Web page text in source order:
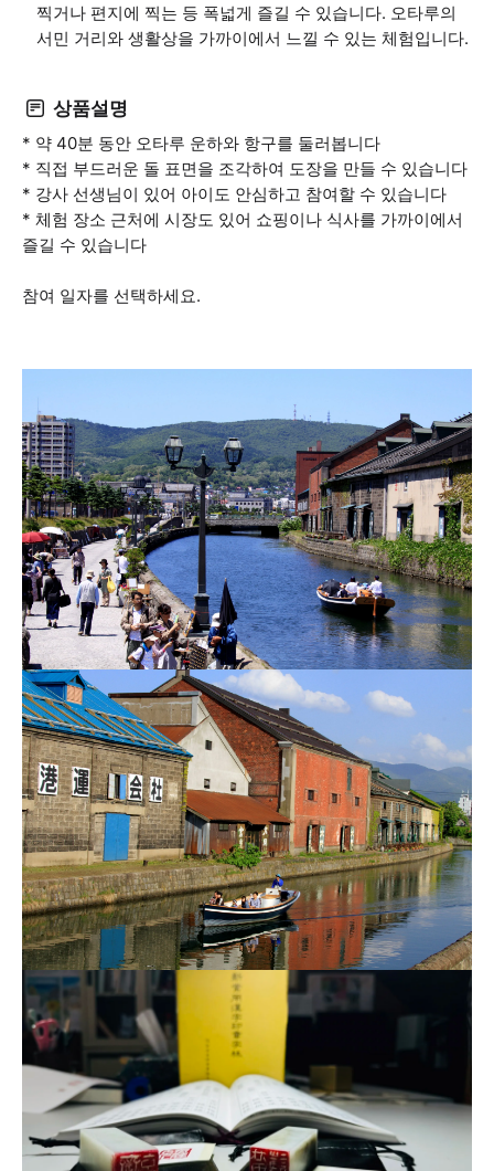
찍거나 편지에 찍는 등 폭넓게 즐길 수 있습니다. 오타루의
서민 거리와 생활상을 가까이에서 느낄 수 있는 체험입니다.
상품설명
* 약 40분 동안 오타루 운하와 항구를 둘러봅니다
* 직접 부드러운 돌 표면을 조각하여 도장을 만들 수 있습니다
* 강사 선생님이 있어 아이도 안심하고 참여할 수 있습니다
* 체험 장소 근처에 시장도 있어 쇼핑이나 식사를 가까이에서
즐길 수 있습니다
참여 일자를 선택하세요.